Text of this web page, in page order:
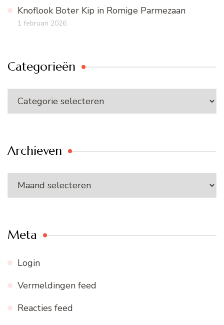
Knoflook Boter Kip in Romige Parmezaan
1 februari 2026
Categorieën
Categorieën
Archieven
Archieven
Meta
Login
Vermeldingen feed
Reacties feed